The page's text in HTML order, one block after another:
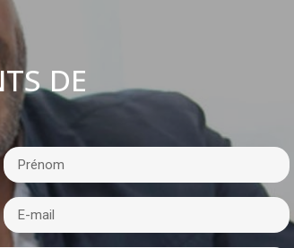
DE